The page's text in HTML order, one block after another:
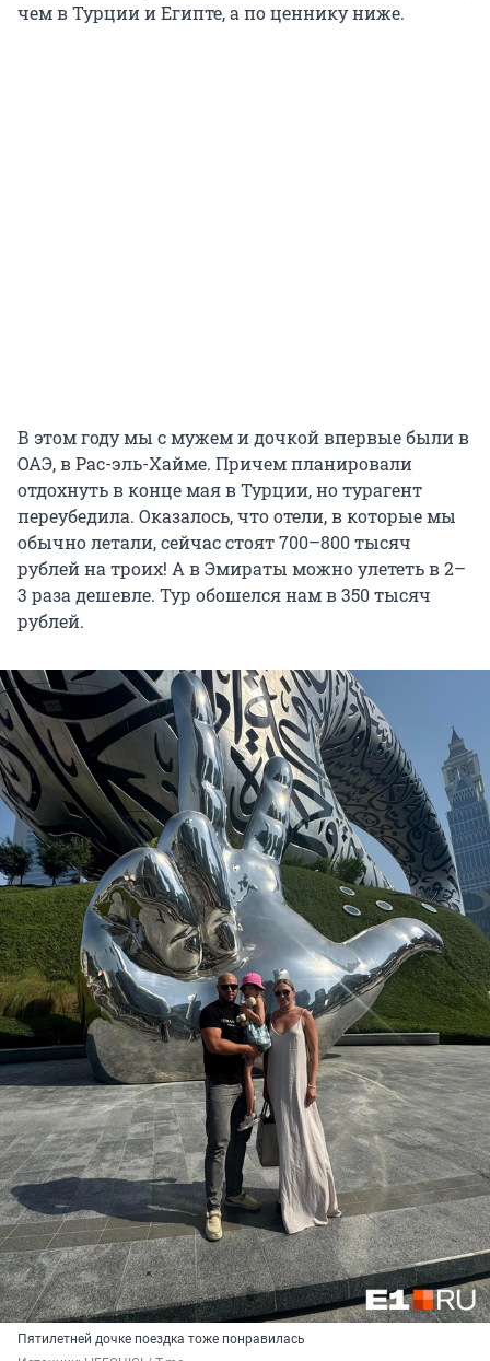
чем в Турции и Египте, а по ценнику ниже.
В этом году мы с мужем и дочкой впервые были в
ОАЭ, в Рас-эль-Хайме. Причем планировали
отдохнуть в конце мая в Турции, но турагент
переубедила. Оказалось, что отели, в которые мы
обычно летали, сейчас стоят 700–800 тысяч
рублей на троих! А в Эмираты можно улететь в 2–
3 раза дешевле. Тур обошелся нам в 350 тысяч
рублей.
Пятилетней дочке поездка тоже понравилась